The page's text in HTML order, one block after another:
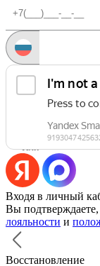
Запросить код
Уже есть аккаунт?
Или
Входя в личный
Вы подтверждаете,
лояльности и
Восстановление